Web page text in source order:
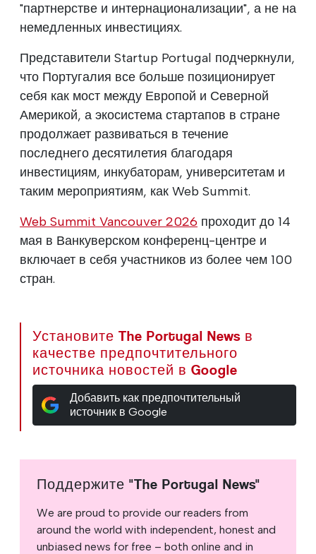
"партнерстве и интернационализации", а не на
немедленных инвестициях.
Представители Startup Portugal подчеркнули,
что Португалия все больше позиционирует
себя как мост между Европой и Северной
Америкой, а экосистема стартапов в стране
продолжает развиваться в течение
последнего десятилетия благодаря
инвестициям, инкубаторам, университетам и
таким мероприятиям, как Web Summit.
Web Summit Vancouver 2026 проходит до 14
мая в Ванкуверском конференц-центре и
включает в себя участников из более чем 100
стран.
Установите The Portugal News в
качестве предпочтительного
источника новостей в Google
Добавить как предпочтительный
источник в Google
Поддержите "The Portugal News"
We are proud to provide our readers from
around the world with independent, honest and
unbiased news for free – both online and in